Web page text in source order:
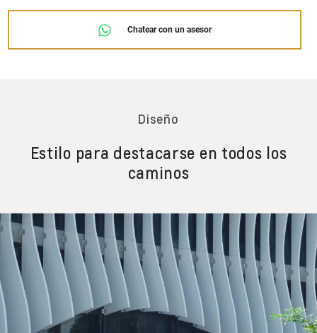
Chatear con un asesor
Diseño
Estilo para destacarse en todos los
caminos